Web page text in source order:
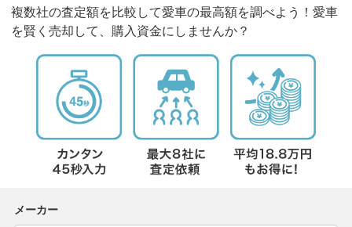
複数社の査定額を比較して愛車の最高額を調べよう！愛車
を賢く売却して、購入資金にしませんか？
メーカー